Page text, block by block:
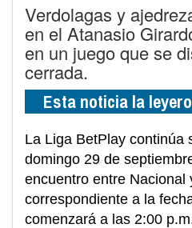
Verdolagas y
en el Atanasio
en un juego que se
cerrada.
Esta noticia la
La Liga BetPlay continúa
domingo 29 de
encuentro entre Nacional
correspondiente a la
comenzará a las 2:00